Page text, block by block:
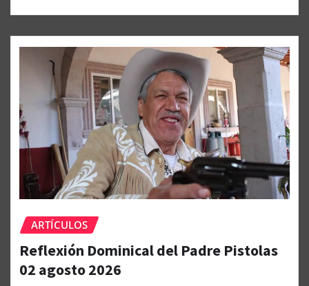
ARTÍCULOS
Reflexión Dominical del Padre Pistolas
02 agosto 2026